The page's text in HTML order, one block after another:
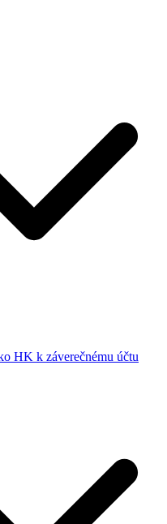
HK k záverečnému účtu